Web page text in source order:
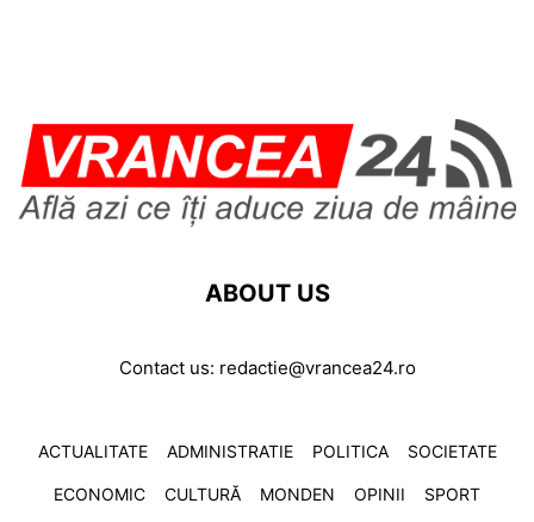
ABOUT US
Contact us: redactie@vrancea24.ro
ACTUALITATE ADMINISTRATIE POLITICA SOCIETATE
ECONOMIC CULTURĂ MONDEN OPINII SPORT